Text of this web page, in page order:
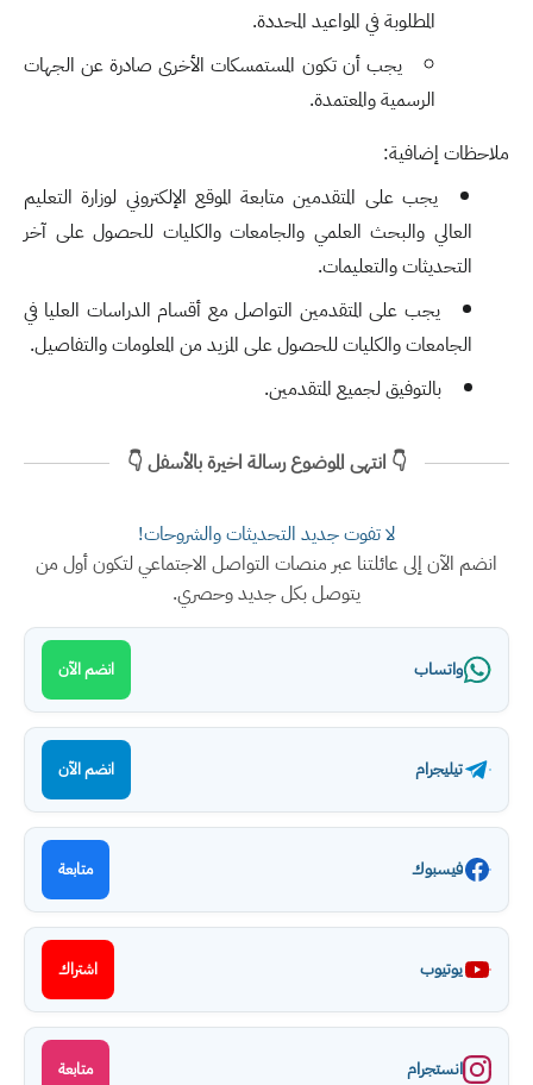
المطلوبة في المواعيد المحددة.
يجب أن تكون المستمسكات الأخرى صادرة عن الجهات
الرسمية والمعتمدة.
ملاحظات إضافية:
يجب على المتقدمين متابعة الموقع الإلكتروني لوزارة التعليم
العالي والبحث العلمي والجامعات والكليات للحصول على آخر
التحديثات والتعليمات.
يجب على المتقدمين التواصل مع أقسام الدراسات العليا في
الجامعات والكليات للحصول على المزيد من المعلومات والتفاصيل.
بالتوفيق لجميع المتقدمين.
👇 انتهى الموضوع رسالة اخيرة بالأسفل 👇
لا تفوت جديد التحديثات والشروحات!
انضم الآن إلى عائلتنا عبر منصات التواصل الاجتماعي لتكون أول من
يتوصل بكل جديد وحصري.
واتساب انضم الآن
تيليجرام انضم الآن
فيسبوك متابعة
يوتيوب اشتراك
انستجرام متابعة